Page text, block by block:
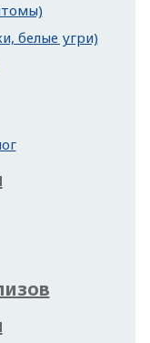
белые угри)